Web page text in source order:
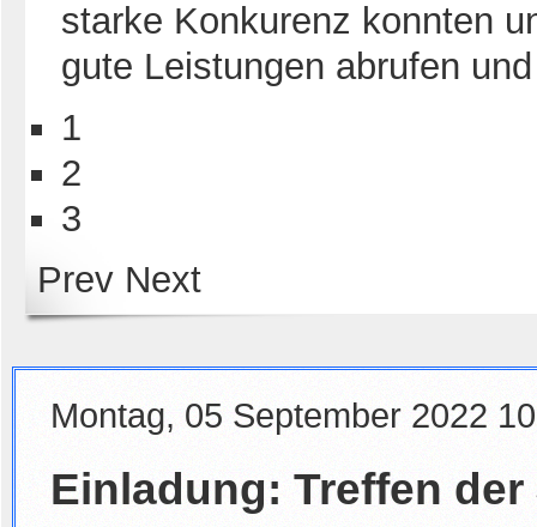
starke Konkurenz konnten
gute Leistungen abrufen
1
2
3
Prev Next
Montag, 05 September 2022
Einladung: Treffen